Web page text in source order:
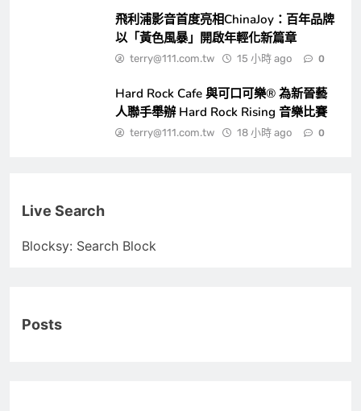
飛利浦影音首度亮相ChinaJoy：百年品牌
以「黃色風暴」開啟年輕化新篇章
terry@111.com.tw 15 小時 ago 0
Hard Rock Cafe 與可口可樂® 為新晉藝
人聯手舉辦 Hard Rock Rising 音樂比賽
terry@111.com.tw 18 小時 ago 0
Live Search
Blocksy: Search Block
Posts